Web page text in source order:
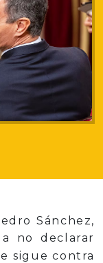
Sánchez,
no declarar
sigue contra